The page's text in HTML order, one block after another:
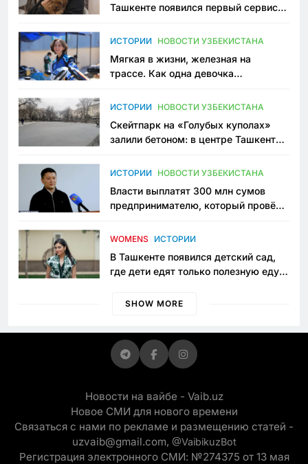
Ташкенте появился первый сервис
ИСТОРИИ НОВОСТИ УЗБЕКИСТАНА
Мягкая в жизни, железная на
трассе. Как одна девочка
Узбекистане
ИСТОРИИ НОВОСТИ УЗБЕКИСТАНА
Скейтпарк на «Голубых куполах»
залили бетоном: в центре Ташкента
пространство
ИСТОРИИ НОВОСТИ УЗБЕКИСТАНА
Власти выплатят 300 млн сумов
предпринимателю, который провёл
приговору
WOMENS ИСТОРИИ
В Ташкенте появился детский сад,
где дети едят только полезную еду.
просить «кашу без сахара»
SHOW MORE
Новости на вайбе - Vaib.uz
Новое СМИ для нового времени
Связаться с нами по рекламе и размещению статей -
uzvaib@gmail.com, @VaibikuzBot
Регистрация электронного СМИ: №274375 от 13 мая